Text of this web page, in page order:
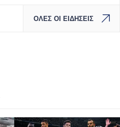
ΟΛΕΣ ΟΙ ΕΙΔΗΣΕΙΣ